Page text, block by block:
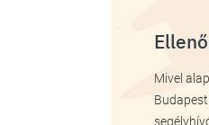
Mivel